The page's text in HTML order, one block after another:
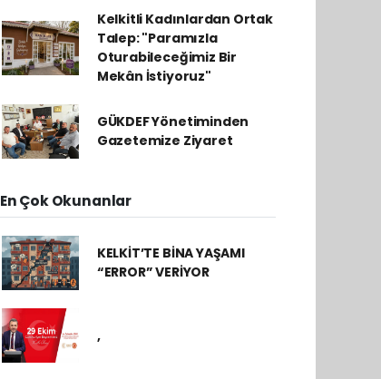
Kelkitli Kadınlardan Ortak
Talep: "Paramızla
Oturabileceğimiz Bir
Mekân İstiyoruz"
GÜKDEF Yönetiminden
Gazetemize Ziyaret
En Çok Okunanlar
KELKİT’TE BİNA YAŞAMI
“ERROR” VERİYOR
,